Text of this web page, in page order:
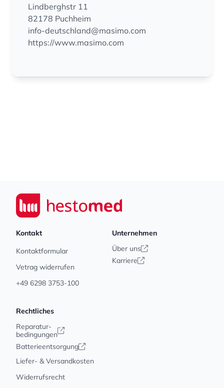
Lindberghstr 11
82178 Puchheim
info-deutschland@masimo.com
https://www.masimo.com
Seiwert GmbH
Kontakt
Kontaktformular
Vetrag widerrufen
+49 6298 3753-100
Unternehmen
Über uns
Karriere
Rechtliches
Reparatur-
bedingungen
Batterieentsorgung
Liefer- & Versandkosten
Widerrufsrecht